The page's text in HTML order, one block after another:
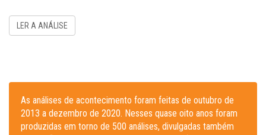
LER A ANÁLISE
As análises de acontecimento foram feitas de outubro de
2013 a dezembro de 2020. Nesses quase oito anos foram
produzidas em torno de 500 análises, divulgadas também